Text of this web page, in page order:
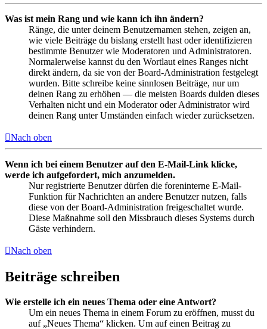
Was ist mein Rang und wie kann ich ihn ändern?
Ränge, die unter deinem Benutzernamen stehen, zeigen an,
wie viele Beiträge du bislang erstellt hast oder identifizieren
bestimmte Benutzer wie Moderatoren und Administratoren.
Normalerweise kannst du den Wortlaut eines Ranges nicht
direkt ändern, da sie von der Board-Administration festgelegt
wurden. Bitte schreibe keine sinnlosen Beiträge, nur um
deinen Rang zu erhöhen — die meisten Boards dulden dieses
Verhalten nicht und ein Moderator oder Administrator wird
deinen Rang unter Umständen einfach wieder zurücksetzen.
Nach oben
Wenn ich bei einem Benutzer auf den E-Mail-Link klicke,
werde ich aufgefordert, mich anzumelden.
Nur registrierte Benutzer dürfen die foreninterne E-Mail-
Funktion für Nachrichten an andere Benutzer nutzen, falls
diese von der Board-Administration freigeschaltet wurde.
Diese Maßnahme soll den Missbrauch dieses Systems durch
Gäste verhindern.
Nach oben
Beiträge schreiben
Wie erstelle ich ein neues Thema oder eine Antwort?
Um ein neues Thema in einem Forum zu eröffnen, musst du
auf „Neues Thema“ klicken. Um auf einen Beitrag zu